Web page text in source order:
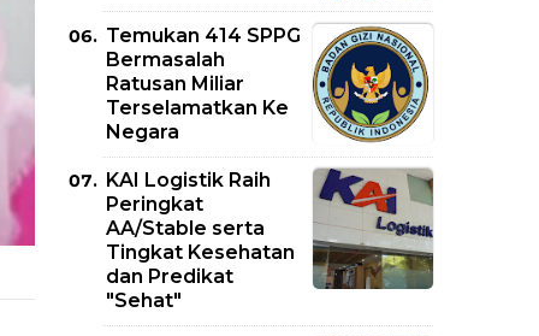
Temukan 414 SPPG
Bermasalah
Ratusan Miliar
Terselamatkan Ke
Negara
KAI Logistik Raih
Peringkat
AA/Stable serta
Tingkat Kesehatan
dan Predikat
"Sehat"